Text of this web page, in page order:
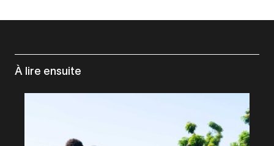
À lire ensuite